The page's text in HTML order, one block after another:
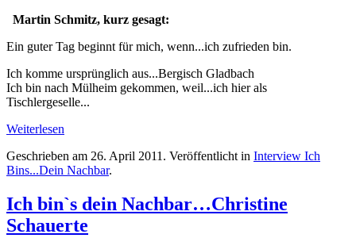
Martin Schmitz, kurz gesagt:
Ein guter Tag beginnt für mich, wenn...ich zufrieden bin.
Ich komme ursprünglich aus...Bergisch Gladbach
Ich bin nach Mülheim gekommen, weil...ich hier als
Tischlergeselle...
Weiterlesen
Geschrieben am 26. April 2011 . Veröffentlicht in Interview Ich
Bins...Dein Nachbar.
Ich bin`s dein Nachbar…Christine
Schauerte